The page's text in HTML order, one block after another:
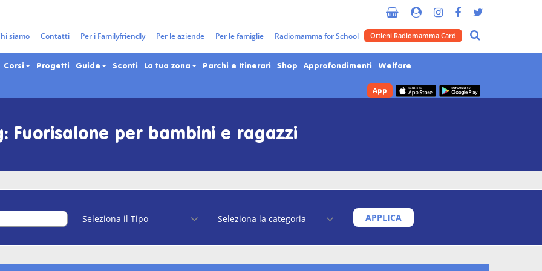
siamo Contatti Per i Familyfriendly Per le aziende Per le famiglie Radiomamma for School Ottieni Radiomamma Card
Corsi Progetti Guide Sconti La tua zona Parchi e Itinerari Shop Approfondimenti Welfare
App
Fuorisalone per bambini e ragazzi
APPLICA